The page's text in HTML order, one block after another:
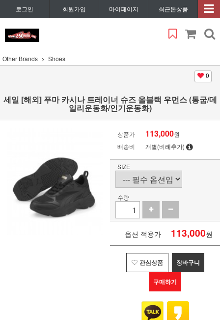
로그인 회원가입 마이페이지 최근본상품
Other Brands Shoes
0
세일 [해외] 푸마 카시나 트레이너 슈즈 올블랙 우먼스 (통굽/데
일리운동화/인기운동화)
상품가 113,000원
배송비
개별(비례추가)
SIZE
수량
옵션 적용가 113,000원
관심상품 장바구니
구매하기